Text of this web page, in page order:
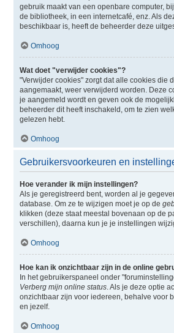
gebruik maakt van een openbare computer,
de bibliotheek, in een internetcafé, enz. Als
beschikbaar is, heeft de beheerder deze
Omhoog
Wat doet "verwijder cookies"?
"Verwijder cookies" zorgt dat alle cookies die
aangemaakt, weer verwijderd worden. Deze
je aangemeld wordt en geven ook de
beheerder dit heeft inschakeld, om te zien
gelezen hebt.
Omhoog
Gebruikersvoorkeuren en
Hoe verander ik mijn instellingen?
Als je geregistreerd bent, worden al je
database. Om ze te wijzigen moet je op de
klikken (deze staat meestal bovenaan op de
verschillen), daarna kun je je instellingen
Omhoog
Hoe kan ik onzichtbaar zijn in de online
In het gebruikerspaneel onder
Verberg mijn online status. Als je deze optie
onzichtbaar zijn voor iedereen, behalve voor
en jezelf.
Omhoog